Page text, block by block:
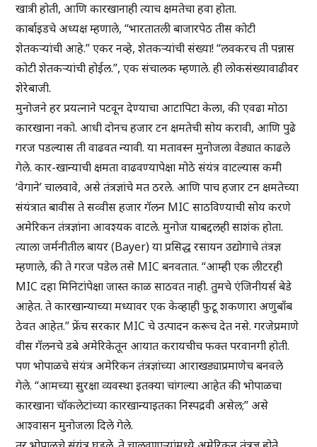
खात्री होती, आणि कारखानाही त्याच क्षमतेचा हवा होता.
कार्बाइडचे अध्यक्ष म्हणाले, “भारतातली बाजारपेठ तीस कोटी
शेतकऱ्यांची आहे.” एकर नव्हे, शेतकऱ्यांची संख्या! “लवकरच ती पन्नास
कोटी शेतकऱ्यांची होईल.”, एक संचालक म्हणाले. ही लोकसंख्यावाढीवर
शेरेबाजी.
मुनोजने हर प्रयत्नाने पटवून देण्याचा आटापिटा केला, की एवढा मोठा
कारखाना नको. आधी दोनच हजार टन क्षमतेची सोय करावी, आणि पुढे
गरज पडल्यास ती वाढवत न्यावी. या मतावस्न मुनोजला वेड्यात काढले
गेले. कार-खान्याची क्षमता वाढवण्यापेक्षा मोठे संयंत्र वाटल्यास कमी
‘वेगाने’ चालवावे, असे तंत्रज्ञांचे मत ठरले. आणि पाच हजार टन क्षमतेच्या
संयंत्रात बावीस ते सव्वीस हजार गॅलन MIC साठविण्याची सोय करणे
अमेरिकन तंत्रज्ञांना आवश्यक वाटले. मुनोज याबद्दलही साशंक होता.
त्याला जर्मनीतील बायर (Bayer) या प्रसिद्ध रसायन उद्योगाचे तंत्रज्ञ
म्हणाले, की ते गरज पडेल तसे MIC बनवतात. “आम्ही एक लीटरही
MIC दहा मिनिटांपेक्षा जास्त काळ साठवत नाही. तुमचे एंजिनीयर्स बेडे
आहेत. ते कारखान्याच्या मध्यावर एक केव्हाही फुटू शकणारा अणुबाँब
ठेवत आहेत.” फ्रेंच सरकार MIC चे उत्पादन करूच देत नसे. गरजेप्रमाणे
वीस गॅलनचे डबे अमेरिकेतून आयात करायचीच फक्त परवानगी होती.
पण भोपाळचे संयंत्र अमेरिकन तंत्रज्ञांच्या आराखड्याप्रमाणेच बनवले
गेले. “आमच्या सुरक्षा व्यवस्था इतक्या चांगल्या आहेत की भोपाळचा
कारखाना चॉकलेटांच्या कारखान्याइतका निस्पद्रवी असेल;” असे
आश्वासन मुनोजला दिले गेले.